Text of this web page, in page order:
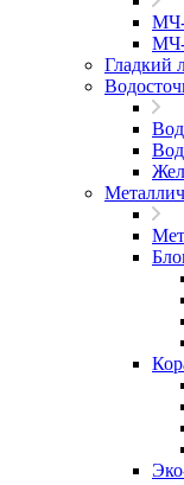
МЧ-
МЧ-
Гладкий